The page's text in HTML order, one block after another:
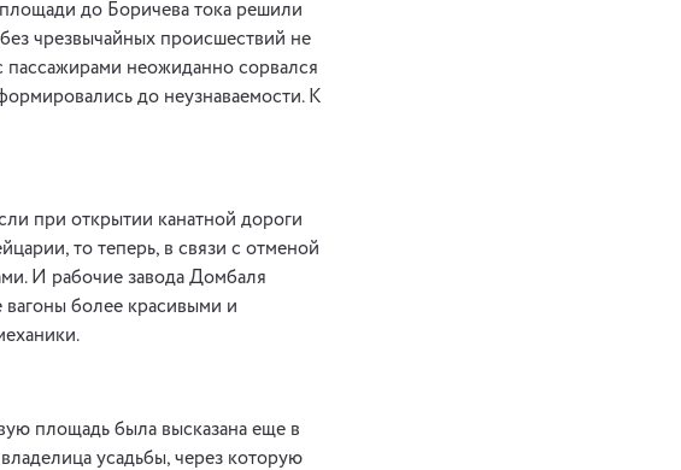
до Боричева тока решили
чрезвычайных происшествий не
пассажирами неожиданно сорвался
до неузнаваемости. К
при открытии канатной дороги
то теперь, в связи с отменой
И рабочие завода Домбаля
более красивыми и
площадь была высказана еще в
усадьбы, через которую